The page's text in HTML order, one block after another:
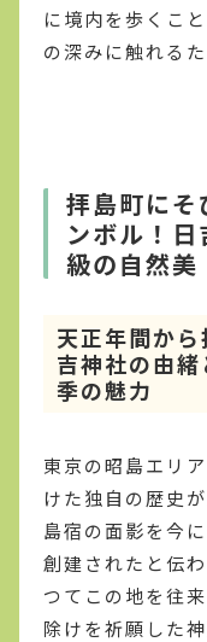
に境内を歩くこ
の深みに触れる
拝島町にそ
ンボル！
級の自然美
天正年間か
吉神社の由
季の魅力
東京の昭島エリ
けた独自の歴史
島宿の面影を今
創建されたと伝
つてこの地を往
除けを祈願した